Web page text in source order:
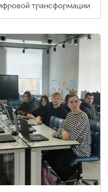
трансформации